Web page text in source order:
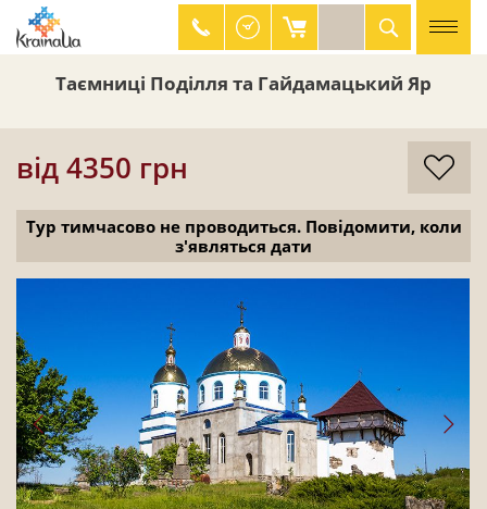
044 334 41 23
Таємниці Поділля та Гайдамацький Яр
від 4350 грн
Тур тимчасово не проводиться. Повідомити, коли
з'являться дати